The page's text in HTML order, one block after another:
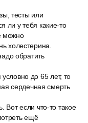
тесты или
ли у тебя какие-то
можно
холестерина.
обратить
до 65 лет, то
сердечная смерть
Вот если что-то такое
ещё